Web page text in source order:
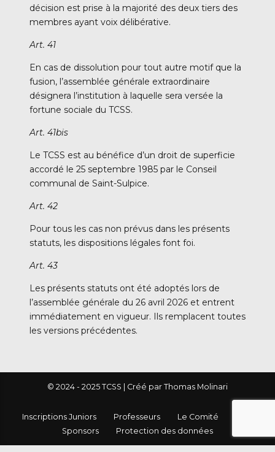
décision est prise à la majorité des deux tiers des
membres ayant voix délibérative.
Art. 41
En cas de dissolution pour tout autre motif que la
fusion, l’assemblée générale extraordinaire
désignera l’institution à laquelle sera versée la
fortune sociale du TCSS.
Art. 41bis
Le TCSS est au bénéfice d’un droit de superficie
accordé le 25 septembre 1985 par le Conseil
communal de Saint-Sulpice.
Art. 42
Pour tous les cas non prévus dans les présents
statuts, les dispositions légales font foi.
Art. 43
Les présents statuts ont été adoptés lors de
l’assemblée générale du 26 avril 2026 et entrent
immédiatement en vigueur. Ils remplacent toutes
les versions précédentes.
© 2024 - 2025 TCSS | Créé par Thomas Molinari
Inscriptions Juniors Professeurs Le Comité
Sponsors
Protection des données